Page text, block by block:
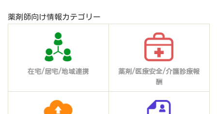
薬剤師向け情報カテゴリー
在宅/居宅/地域連携
薬剤/医療安全/介護診療報
酬